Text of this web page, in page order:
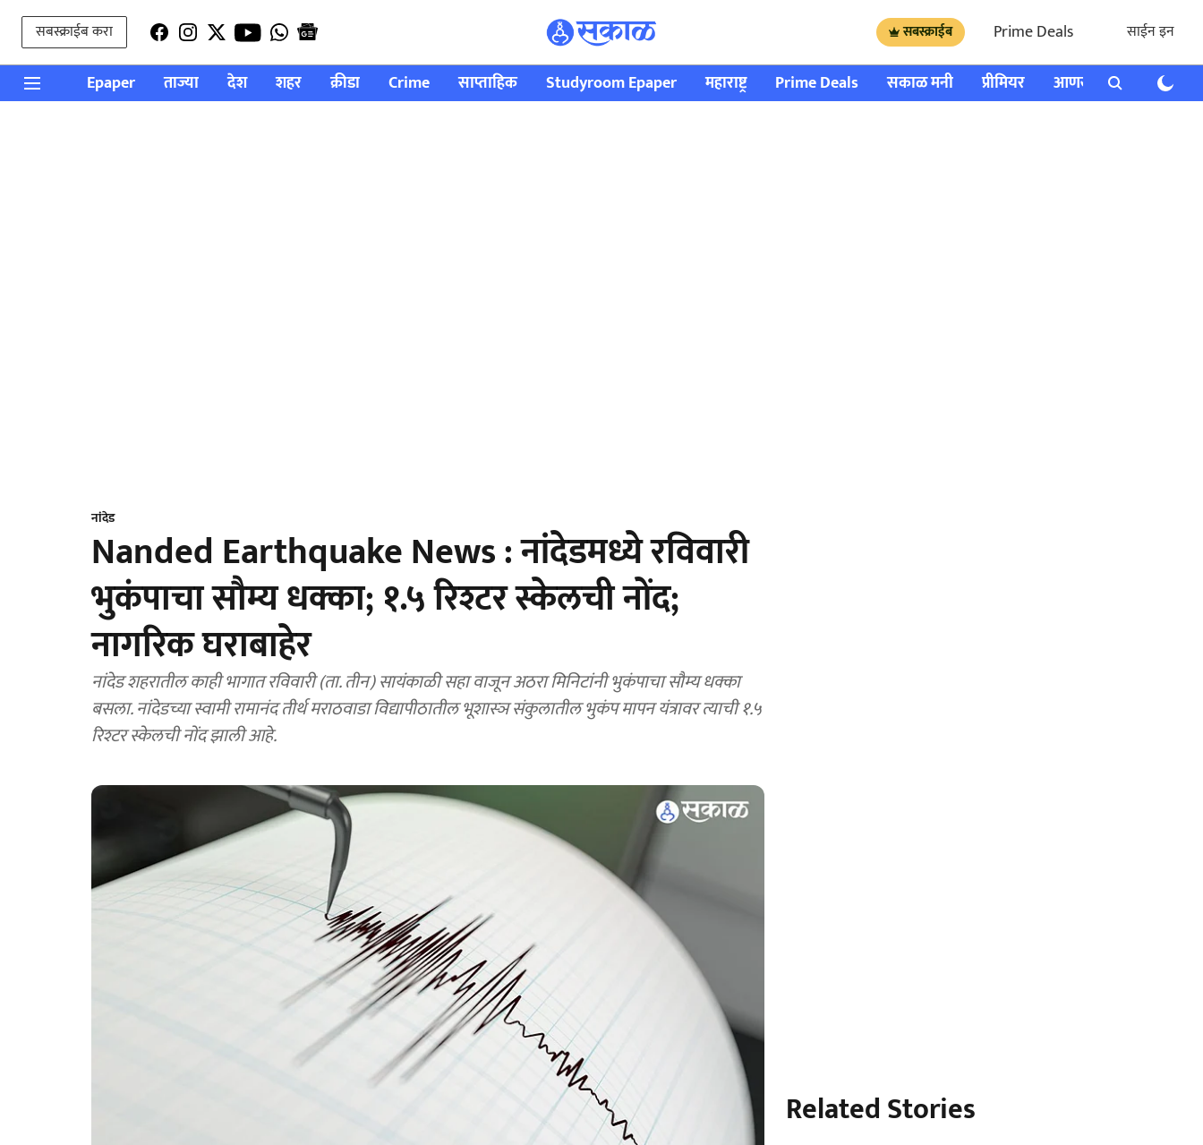
सबस्क्राईब करा सबस्क्राईब Prime Deals साईन इन
Epaper ताज्या देश शहर क्रीडा Crime साप्ताहिक Studyroom Epaper महाराष्ट्र Prime Deals सकाळ मनी प्रीमियर आणखी राशी भविष्य
नांदेड
Nanded Earthquake News : नांदेडमध्ये रविवारी
भुकंपाचा सौम्य धक्का; १.५ रिश्टर स्केलची नोंद;
नागरिक घराबाहेर
नांदेड शहरातील काही भागात रविवारी (ता. तीन) सायंकाळी सहा वाजून अठरा मिनिटांनी भुकंपाचा सौम्य धक्का
बसला. नांदेडच्या स्वामी रामानंद तीर्थ मराठवाडा विद्यापीठातील भूशास्ञ संकुलातील भुकंप मापन यंत्रावर त्याची १.५
रिश्टर स्केलची नोंद झाली आहे.
Related Stories